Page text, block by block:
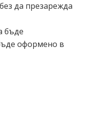
да презарежда
бъде
оформено в